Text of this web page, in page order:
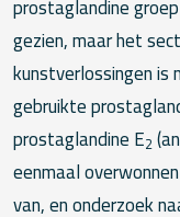
prostaglandine
gezien, maar het
kunstverlossingen
gebruikte
prostaglandine E2
eenmaal
van, en onderzoek